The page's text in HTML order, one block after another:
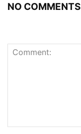
NO COMMENTS